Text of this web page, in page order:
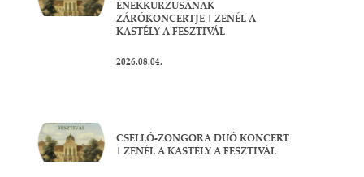
ÉNEKKURZUSÁNAK
ZÁRÓKONCERTJE | ZENÉL A
KASTÉLY A FESZTIVÁL
2026.08.04.
CSELLÓ-ZONGORA DUÓ KONCERT
| ZENÉL A KASTÉLY A FESZTIVÁL